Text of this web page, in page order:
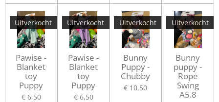
Uitverkocht
Pawise -
Blanket
toy
Puppy
€ 6,50
Uitverkocht
Pawise -
Blanket
toy
Puppy
€ 6,50
Uitverkocht
Bunny
Puppy -
Chubby
€ 10,50
Uitverkocht
Bunny
puppy -
Rope
Swing
A5.8